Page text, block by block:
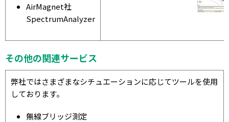
AirMagnet社
SpectrumAnalyzer
その他の関連サービス
弊社ではさまざまなシチュエーションに応じてツールを使用
しております。
無線ブリッジ測定